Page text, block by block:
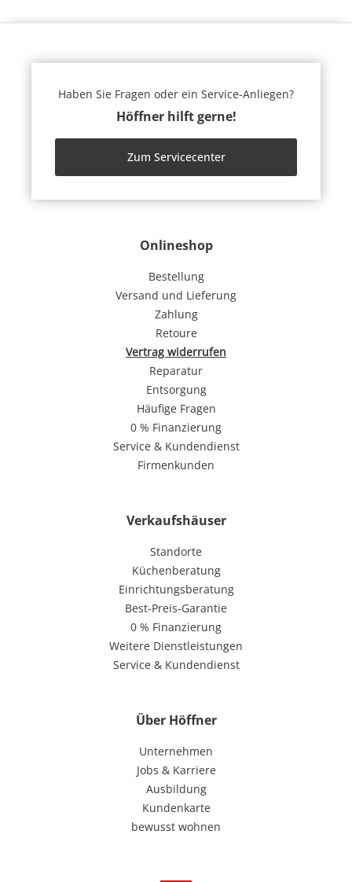
Onlineshop
Bestellung
Versand und Lieferung
Zahlung
Retoure
Vertrag widerrufen
Reparatur
Entsorgung
Häufige Fragen
0 % Finanzierung
Service & Kundendienst
Firmenkunden
Verkaufshäuser
Standorte
Küchenberatung
Einrichtungsberatung
Best-Preis-Garantie
0 % Finanzierung
Weitere Dienstleistungen
Service & Kundendienst
Über Höffner
Unternehmen
Jobs & Karriere
Ausbildung
Kundenkarte
bewusst wohnen
Haben Sie Fragen oder ein Service-Anliegen?
Höffner hilft gerne!
Zum Servicecenter